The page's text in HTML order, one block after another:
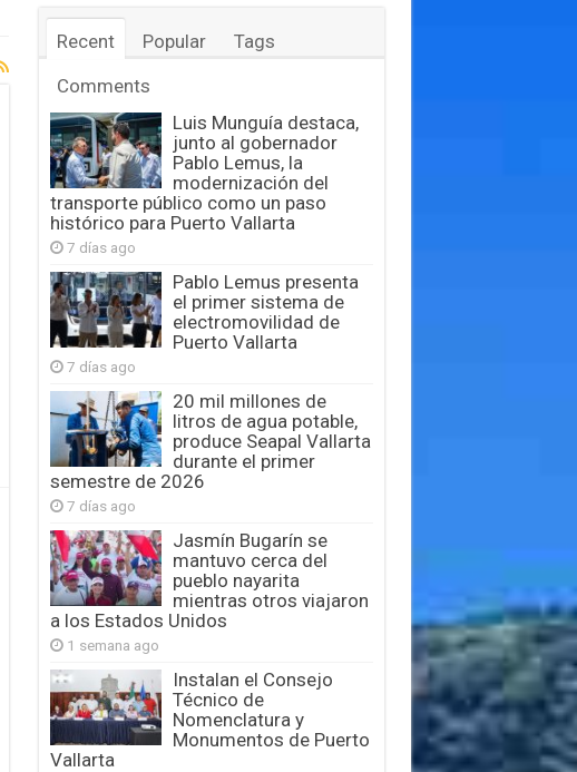
Recent Popular
Tags
Comments
Luis Munguía destaca,
junto al gobernador
Pablo Lemus, la
modernización del
transporte público como un paso
histórico para Puerto Vallarta
7 días ago
Pablo Lemus presenta
el primer sistema de
electromovilidad de
Puerto Vallarta
7 días ago
20 mil millones de
litros de agua potable,
produce Seapal Vallarta
durante el primer
semestre de 2026
7 días ago
Jasmín Bugarín se
mantuvo cerca del
pueblo nayarita
mientras otros viajaron
a los Estados Unidos
1 semana ago
Instalan el Consejo
Técnico de
Nomenclatura y
Monumentos de Puerto
Vallarta